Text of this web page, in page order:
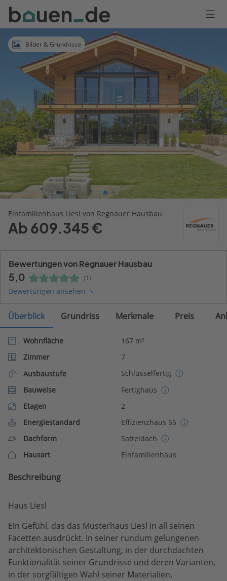
Bauen
Logo
AnmeldenBilder & Grundrisse
Einfamilienhaus Liesl von Regnauer Hausbau
Ab 609.345 €
Bewertungen von Regnauer Hausbau
5,0 (1)
Bewertungen ansehen
Überblick Grundriss Merkmale Preis
Wohnfläche
167 m²
Zimmer
7
Ausbaustufe
Schlüsselfertig
Bauweise
Fertighaus
Etagen
2
Energiestandard
Effizienzhaus 55
Dachform
Satteldach
Hausart
Einfamilienhaus
Beschreibung
Haus Liesl
Ein Gefühl, das das Musterhaus Liesl in all seinen
Facetten ausdrückt. In seiner rundum gelungenen
architektonischen Gestaltung, in der durchdachten
Funktionalität seiner Grundrisse und deren Varianten,
in der sorgfältigen Wahl seiner Materialien.